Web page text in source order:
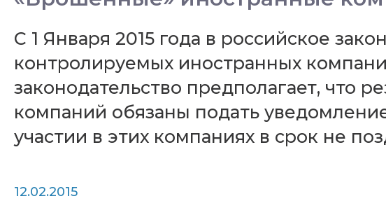
С 1 Января 2015 года в российское
контролируемых иностранных
законодательство предполагает, что
компаний обязаны подать
участии в этих компаниях в срок не
12.02.2015